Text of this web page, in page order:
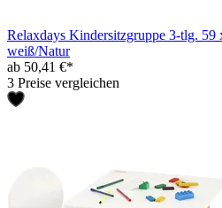
Relaxdays Kindersitzgruppe 3-tlg.
weiß/Natur
ab 50,41 €*
3 Preise vergleichen